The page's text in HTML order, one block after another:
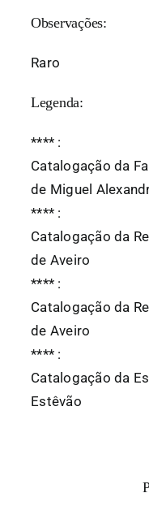
Observações:
Raro
Legenda:
**** :
Catalogação da
de Miguel
**** :
Catalogação da
de Aveiro
**** :
Catalogação da
de Aveiro
**** :
Catalogação da
Estêvão